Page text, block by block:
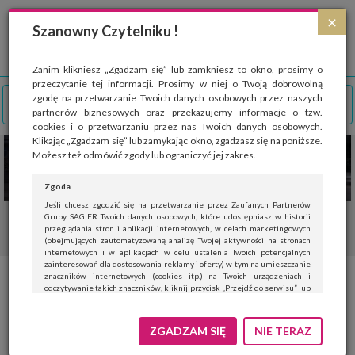
×
Szanowny Czytelniku !
Zanim klikniesz „Zgadzam się” lub zamkniesz to okno, prosimy o
przeczytanie tej informacji. Prosimy w niej o Twoją dobrowolną
zgodę na przetwarzanie Twoich danych osobowych przez naszych
partnerów biznesowych oraz przekazujemy informacje o tzw.
cookies i o przetwarzaniu przez nas Twoich danych osobowych.
Klikając „Zgadzam się” lub zamykając okno, zgadzasz się na poniższe.
Możesz też odmówić zgody lub ograniczyć jej zakres.
Zgoda
Jeśli chcesz zgodzić się na przetwarzanie przez Zaufanych Partnerów
Grupy SAGIER Twoich danych osobowych, które udostępniasz w historii
przeglądania stron i aplikacji internetowych, w celach marketingowych
(obejmujących zautomatyzowaną analizę Twojej aktywności na stronach
internetowych i w aplikacjach w celu ustalenia Twoich potencjalnych
zainteresowań dla dostosowania reklamy i oferty) w tym na umieszczanie
znaczników internetowych (cookies itp.) na Twoich urządzeniach i
odczytywanie takich znaczników, kliknij przycisk „Przejdź do serwisu” lub
Jeśli nie chcesz wyrazić zgody, kliknij „Nie teraz”.
Wyrażenie zgody jest dobrowolne. Możesz edytować zakres zgody, w tym
ZGADZAM SIĘ NIE TERAZ
Strona wykorzystuje pliki cookies, które służą głównie do celów statystycznych.
Wyrażając zgodę na używanie 'cookies', zezwalasz na zapisanie ich w pamięci
przeglądarki. Przejdź do
polityki cookies